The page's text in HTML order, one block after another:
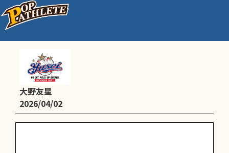
練習
大野友星
2026/04/02